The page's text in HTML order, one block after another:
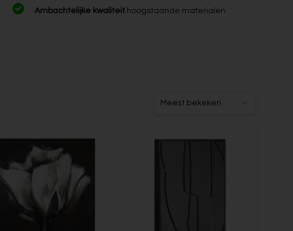
Ambachtelijke kwaliteit hoogstaande materialen